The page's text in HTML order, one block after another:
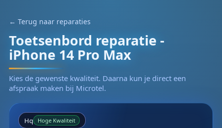
← Terug naar reparaties
Toetsenbord reparatie -
iPhone 14 Pro Max
Kies de gewenste kwaliteit. Daarna kun je direct een
afspraak maken bij Microtel.
Hq Hoge Kwaliteit